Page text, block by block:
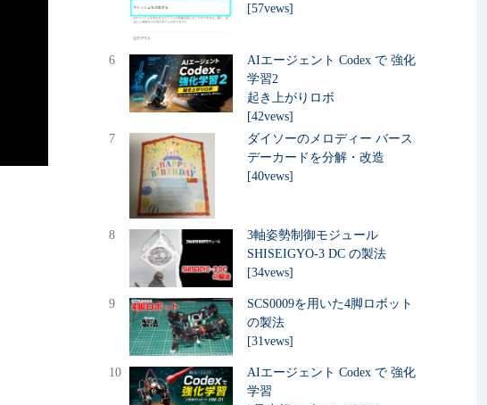
[57vews]
6
AIエージェント Codex で 強化
学習2
起き上がりロボ
[42vews]
7
ダイソーのメロディー バース
デーカードを分解・改造
[40vews]
8
3軸姿勢制御モジュール
SHISEIGYO-3 DC の製法
[34vews]
9
SCS0009を用いた4脚ロボット
の製法
[31vews]
10
AIエージェント Codex で 強化
学習